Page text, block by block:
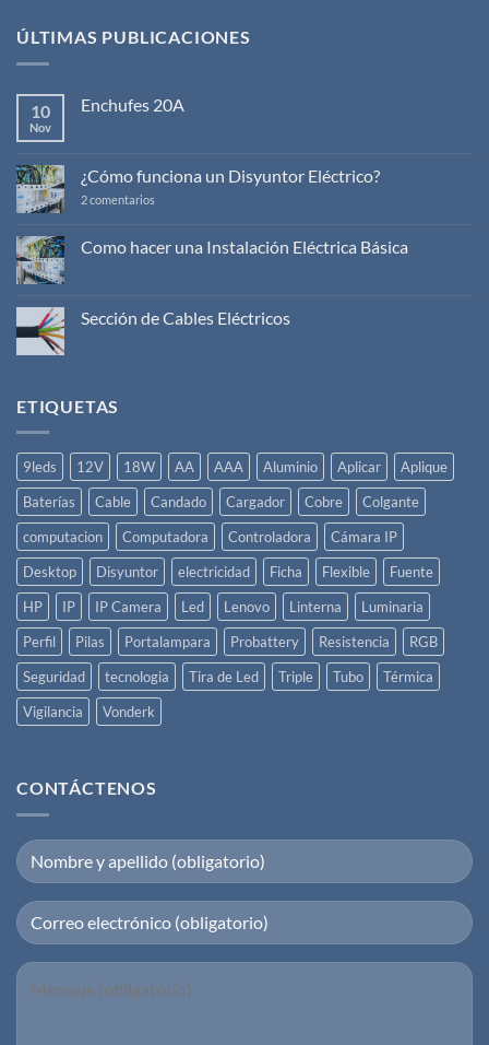
ÚLTIMAS PUBLICACIONES
10
Nov
Enchufes 20A
en
Enchufes
20A
¿Cómo funciona un Disyuntor Eléctrico?
2 comentarios
Disyuntor
Como hacer una Instalación Eléctrica Básica
en
Como
Sección de Cables Eléctricos
de
ETIQUETAS
9leds 12V 18W AA AAA Aluminio Aplicar
Aplique
Baterías
Cable Candado Cargador Cobre
Colgante
computacion
Computadora Controladora
Cámara IP
Desktop
Disyuntor electricidad Ficha Flexible
Fuente
HP
IP IP Camera Led Lenovo Linterna
Luminaria
Perfil
Pilas Portalampara Probattery Resistencia
RGB
Seguridad
tecnologia Tira de Led Triple Tubo
Térmica
Vigilancia
Vonderk
CONTÁCTENOS